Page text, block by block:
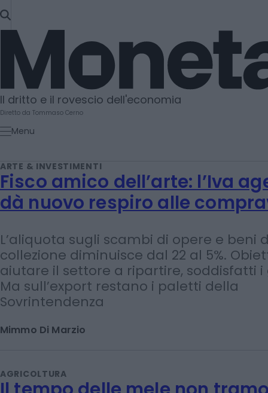
SKIP
TO
CONTENT
Moneta
Il dritto e il rovescio dell'economia
Diretto da Tommaso Cerno
Menu
Fisco amico dell’arte: l’Iva
dà nuovo respiro alle
L’aliquota sugli scambi di opere e beni
collezione diminuisce dal 22 al 5%.
aiutare il settore a ripartire, soddisfatti i
Mimmo Di Marzio